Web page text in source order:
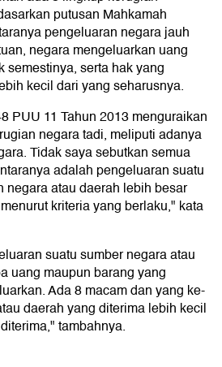
putusan Mahkamah
pengeluaran negara jauh
negara mengeluarkan uang
semestinya, serta hak yang
kecil dari yang seharusnya.
PUU 11 Tahun 2013 menguraikan
negara tadi, meliputi adanya
Tidak saya sebutkan semua
adalah pengeluaran suatu
negara atau daerah lebih besar
kriteria yang berlaku," kata
suatu sumber negara atau
uang maupun barang yang
Ada 8 macam dan yang ke-
daerah yang diterima lebih kecil
tambahnya.